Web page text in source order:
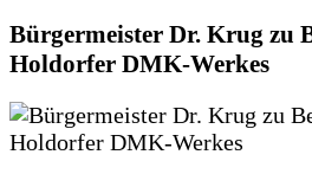
Bürgermeister Dr. Krug zu
Holdorfer DMK-Werkes